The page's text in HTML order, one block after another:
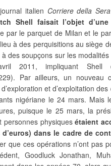
italien Corriere della Sera
Shell faisait l’objet
par le parquet de Milan et le
à des perquisitions au siège
des soupçons sur les modalités
2011, impliquant Shell
Par ailleurs, un nouveau
et d’exploitation
nigériane le 24 mars. Mais
puisque le 25 mars, la
personnes physiquesétaient
dans le cadre de
que ces opérations n’ont pas
Goodluck Jonathan,